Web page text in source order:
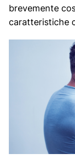
brevemente
caratteristiche